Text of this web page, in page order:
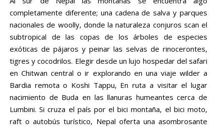
completamente diferente; una cadena de salva y parques
nacionales de woolly, donde la naturaleza conjuros scan el
subtropical de las copas de los árboles de especies
exóticas de pájaros y peinar las selvas de rinocerontes,
tigres y cocodrilos. Elegir desde un lujo hospedar del safari
en Chitwan central o ir explorando en una viaje wilder a
Bardia remota o Koshi Tappu, En ruta a visitar el lugar
nacimiento de Buda en las llanuras humeantes cerca de
Lumbini. Si cruza el país por el bici montaña, el bici moto,
raft o autobús turístico, Nepal oferta una asombrosante